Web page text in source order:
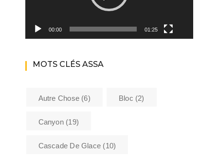
00:00 01:25
MOTS CLÉS ASSA
Autre Chose(6) Bloc (2)
Canyon(19)
Cascade De Glace (10)